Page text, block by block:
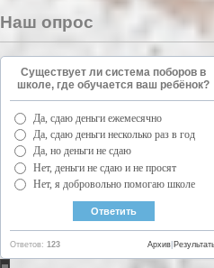
Наш опрос
Существует ли система поборов в
школе, где обучается ваш ребёнок?
Да, сдаю деньги ежемесячно
Да, сдаю деньги несколько раз в год
Да, но деньги не сдаю
Нет, деньги не сдаю и не просят
Нет, я добровольно помогаю школе
Ответов: 123 Архив